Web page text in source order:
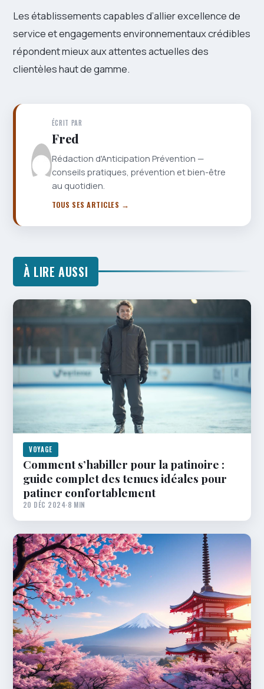
Les établissements capables d’allier excellence de
service et engagements environnementaux crédibles
répondent mieux aux attentes actuelles des
clientèles haut de gamme.
ÉCRIT PAR
Fred
Rédaction d'Anticipation Prévention —
conseils pratiques, prévention et bien-être
au quotidien.
TOUS SES ARTICLES →
À LIRE AUSSI
VOYAGE
Comment s’habiller pour la patinoire :
guide complet des tenues idéales pour
patiner confortablement
20 DÉC 2024·8 MIN